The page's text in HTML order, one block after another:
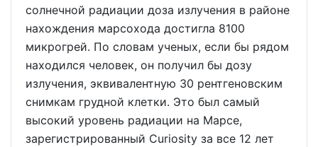
солнечной радиации доза излучения в районе
нахождения марсохода достигла 8100
микрогрей. По словам ученых, если бы рядом
находился человек, он получил бы дозу
излучения, эквивалентную 30 рентгеновским
снимкам грудной клетки. Это был самый
высокий уровень радиации на Марсе,
зарегистрированный Curiosity за все 12 лет